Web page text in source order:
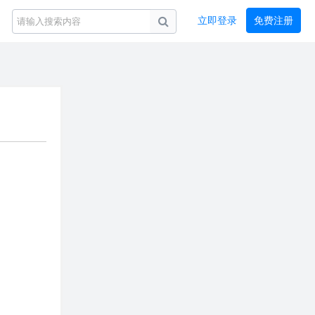
立即登录 免费注册